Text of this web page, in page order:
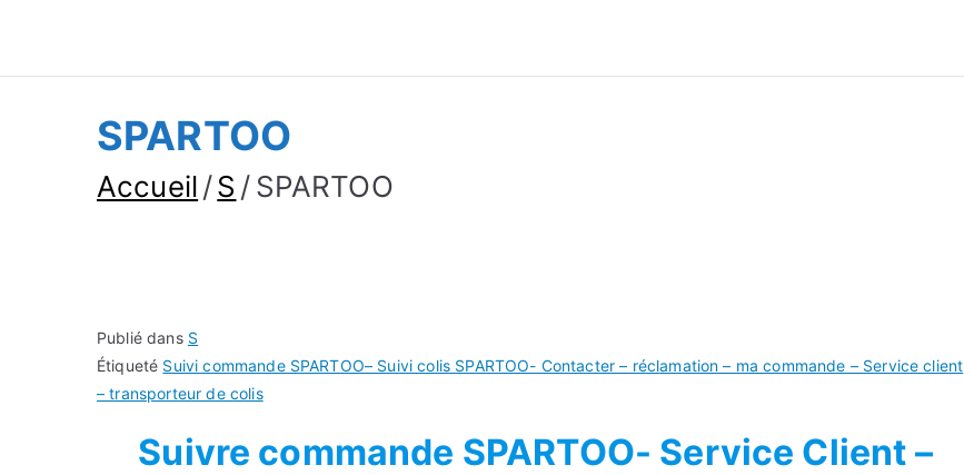
Suivre Colis - Suivre Commande
SPARTOO
Accueil S SPARTOO
Publié dans S
Étiqueté Suivi commande SPARTOO– Suivi colis SPARTOO- Contacter – réclamation – ma commande – Service client
– transporteur de colis
Suivre commande SPARTOO- Service Client –